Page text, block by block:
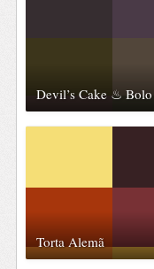
Devil’s Cake ♨
Torta Alemã